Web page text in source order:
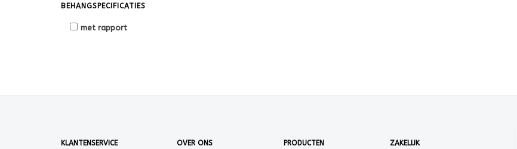
BEHANGSPECIFICATIES
met rapport
KLANTENSERVICE OVER ONS PRODUCTEN ZAKELIJK